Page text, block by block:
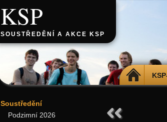
KSP
SOUSTŘEDĚNÍ A AKCE KSP
DOMŮ
Soustředění
Podzimní 2026